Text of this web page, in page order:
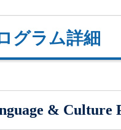
グラム詳細
& Culture